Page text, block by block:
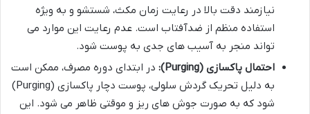
نیازمند دقت بالا در رعایت زمان مکث، شستشو و به ویژه
استفاده منظم از ضدآفتاب است. عدم رعایت این موارد می
تواند منجر به آسیب های جدی به پوست شود.
احتمال پاکسازی (Purging):
در ابتدای دوره مصرف، ممکن است
به دلیل تحریک گردش سلولی، پوست دچار پاکسازی (Purging)
شود که به صورت جوش های ریز و موقتی ظاهر می شود. این